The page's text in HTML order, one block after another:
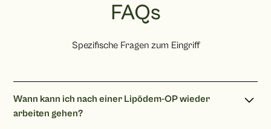
FAQs
Spezifische Fragen zum Eingriff
Wann kann ich nach einer Lipödem-OP wieder
arbeiten gehen?